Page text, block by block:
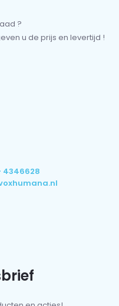
?
u de prijs en levertijd !
4346628